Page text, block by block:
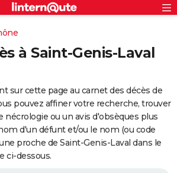
à Saint-Genis-Laval
sur cette page au carnet des décès de
pouvez affiner votre recherche, trouver
nécrologie ou un avis d'obsèques plus
d'un défunt et/ou le nom (ou code
proche de Saint-Genis-Laval dans le
ci-dessous.